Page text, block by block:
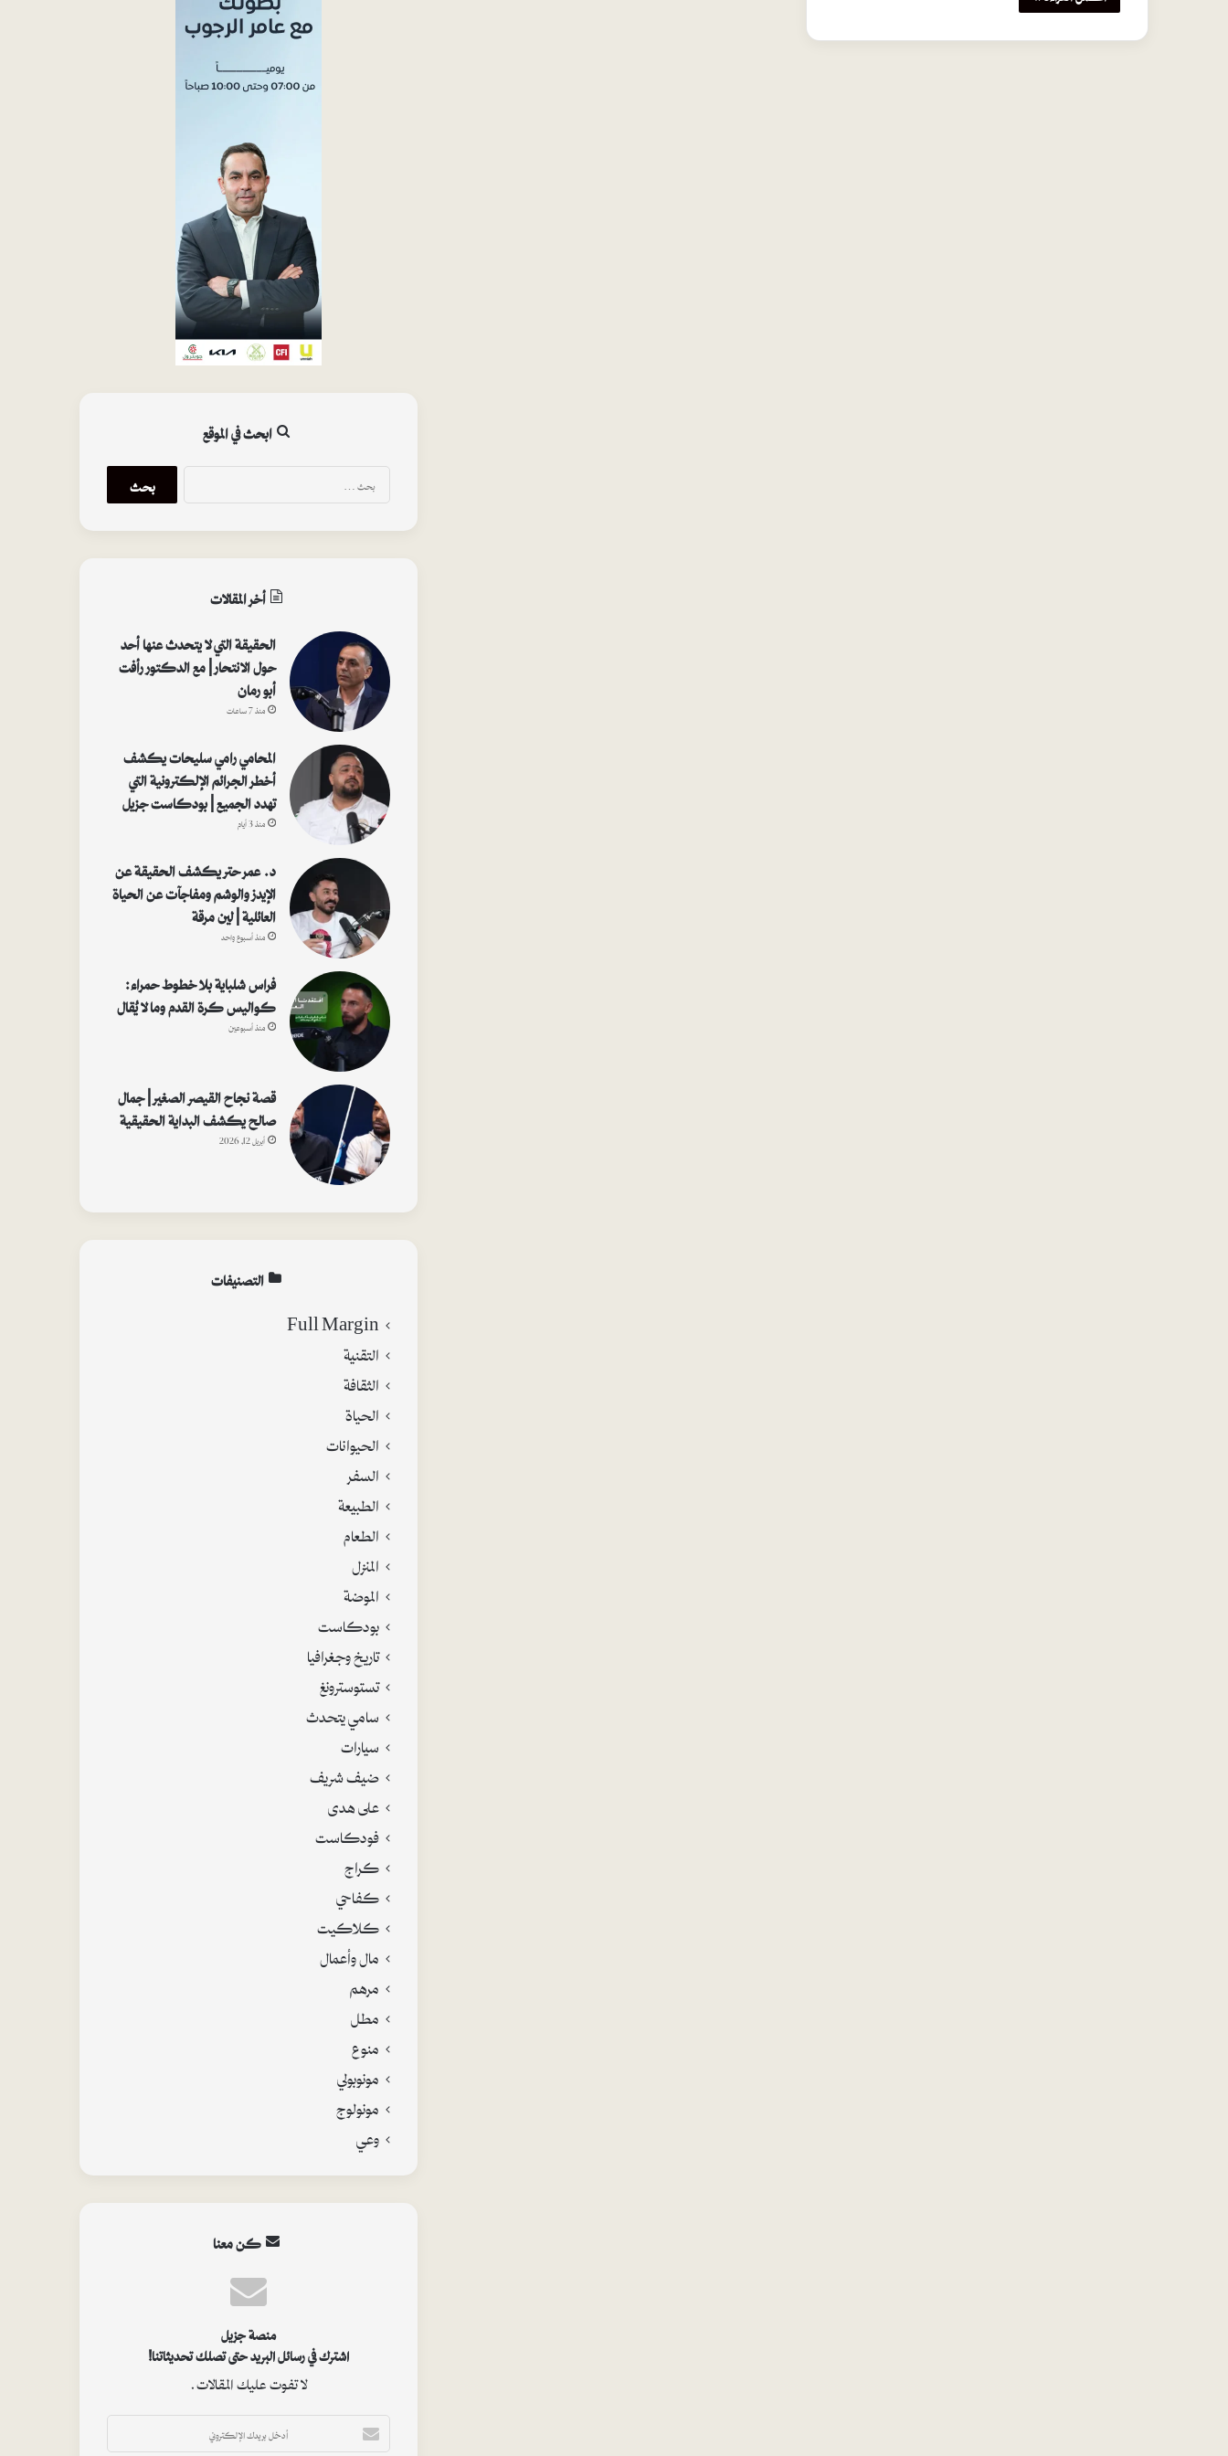
ابحث في الموقع
ح
أخر المقالات
الحقيقة التي لا يتحدث عنها أحد
حول الانتحار | مع الدكتور رأفت
أبو رمان
منذ 7 ساعات
المحامي رامي سليحات يكشف
أخطر الجرائم الإلكترونية التي
تهدد الجميع | بودكاست جزيل
منذ 3 أيام
د. عمر حتر يكشف الحقيقة عن
الإيدز والوشم ومفاجآت عن الحياة
العائلية | لين مرقة
منذ أسبوع واحد
فراس شلباية بلا خطوط حمراء:
كواليس كرة القدم وما لا يُقال
منذ أسبوعين
قصة نجاح القيصر الصغير | جمال
صالح يكشف البداية الحقيقية
أبريل 12, 2026
التصنيفات
Full Margin
التقنية
الثقافة
الحياة
الحيوانات
السفر
الطبيعة
الطعام
المنزل
الموضة
بودكاست
تاريخ وجغرافيا
تستوسترونغ
سامي يتحدث
سيارات
ضيف شريف
على هدى
فودكاست
كراج
كفاحي
كلاكيت
مال وأعمال
مرهم
مطل
منوع
مونوبولي
مونولوج
وعي
كن معنا
منصة جزيل
اشترك في رسائل البريد حتى تصلك تحديثاتنا!
لا تفوت عليك المقالات.
أ
د